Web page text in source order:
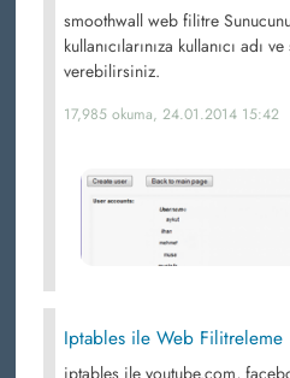
smoothwall web filitre
kullanıcılarınıza kullanıcı adı
verebilirsiniz.
17,985 okuma, 24.01.2014 15:42
Iptables ile Web Filitreleme
iptables ile youtube.com,